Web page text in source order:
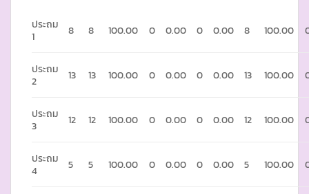
ประถม
1
8 8 100.00 0 0.00 0 0.00 8 100.00
ประถม
2
13 13 100.00 0 0.00 0 0.00 13 100.00
ประถม
3
12 12 100.00 0 0.00 0 0.00 12 100.00
ประถม
4
5 5 100.00 0 0.00 0 0.00 5 100.00